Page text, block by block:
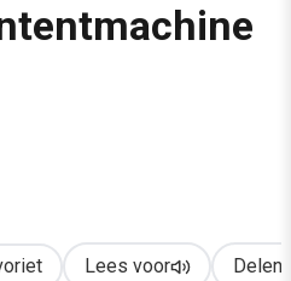
eigen contentmachine nodig
Lees voor Delen